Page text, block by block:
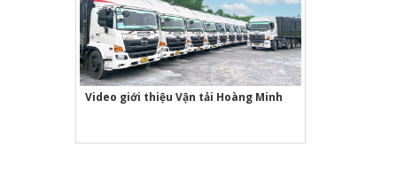
Video giới thiệu Vận tải Hoàng Minh